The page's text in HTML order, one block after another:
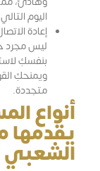
اليوم التالي.
إعادة
ليس مجرد
بنفسكِ
ويمنحكِ
متجددة.
أنواع
يقدمها
الشعبي